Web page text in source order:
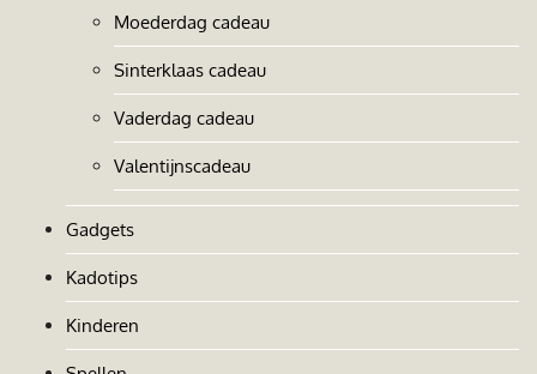
Moederdag cadeau
Sinterklaas cadeau
Vaderdag cadeau
Valentijnscadeau
Gadgets
Kadotips
Kinderen